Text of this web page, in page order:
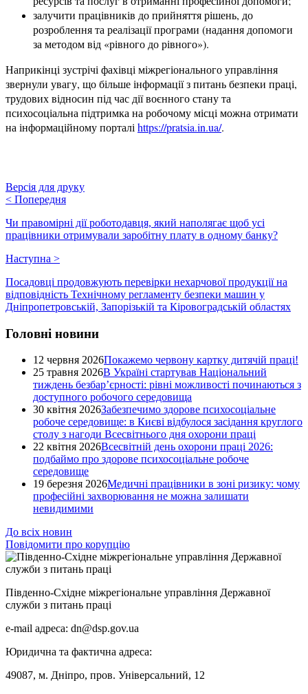
залучити працівників до прийняття рішень, до
розроблення та реалізації програми (надання допомоги
за методом від «рівного до рівного»).
Наприкінці зустрічі фахівці міжрегіонального управління
звернули увагу, що більше інформації з питань безпеки праці,
трудових відносин під час дії воєнного стану та
психосоціальна підтримка на робочому місці можна отримати
на інформаційному порталі https://pratsia.in.ua/.
Версія для друку
< Попередня
Чи правомірні дії роботодавця, який наполягає щоб усі
працівники отримували заробітну плату в одному банку?
Наступна >
Посадовці продовжують перевірки нехарчової продукції на
відповідність Технічному регламенту безпеки машин у
Дніпропетровській, Запорізькій та Кіровоградській областях
Головні новини
12 червня 2026Покажемо червону картку дитячій праці!
25 травня 2026В Україні стартував Національний
тиждень безбар’єрності: рівні можливості починаються з
доступного робочого середовища
30 квітня 2026Забезпечимо здорове психосоціальне
робоче середовище: в Києві відбулося засідання круглого
столу з нагоди Всесвітнього дня охорони праці
22 квітня 2026Всесвітній день охорони праці 2026:
подбаймо про здорове психосоціальне робоче
середовище
19 березня 2026Медичні працівники в зоні ризику: чому
професійні захворювання не можна залишати
невидимими
До всіх новин
Повідомити про корупцію
Південно-Східне міжрегіональне управління Державної
служби з питань праці
e-mail адреса: dn@dsp.gov.ua
Юридична та фактична адреса:
49087, м. Дніпро, пров. Універсальний, 12